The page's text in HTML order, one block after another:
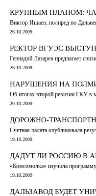
КРУПНЫМ ПЛАНОМ:
Виктор Ишаев, полпред по
26.10.2009
РЕКТОР ВГУЭС
Геннадий Лазарев предлагает
26.10.2009
НАРУШЕНИЯ НА
Об итогах второй ревизии ГКУ в
20.10.2009
ДОРОЖНО-
Счетная палата опубликовала
19.10.2009
ДАДУТ ЛИ РОССИЮ В
«Комсомолка» изучила
19.10.2009
ДАЛЬЗАВОД БУДЕТ